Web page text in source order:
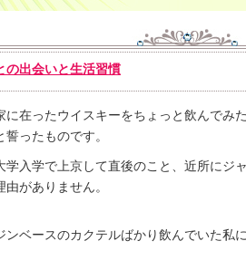
の出会いと生活習慣
に在ったウイスキーをちょっと飲んでみ
ったものです。
学入学で上京して直後のこと、近所にジ
がありません。
ンベースのカクテルばかり飲んでいた私